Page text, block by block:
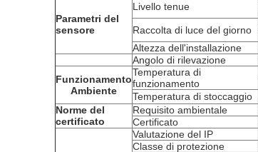
Parametri del
sensore
Livello tenue
Raccolta di luce del giorno
Altezza dell'installazione
Angolo di rilevazione
Funzionamento
Ambiente
Temperatura di
funzionamento
Temperatura di stoccaggio
Norme del
certificato
Requisito ambientale
Certificato
Valutazione del IP
Classe di protezione